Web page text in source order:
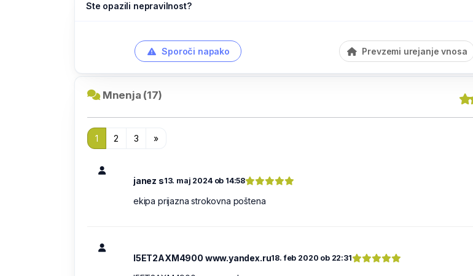
Ste opazili nepravilnost?
Sporoči napako Prevzemi urejanje vnosa
Mnenja (17)
1 2 3 »
janez s13. maj 2024 ob 14:58
ekipa prijazna strokovna poštena
I5ET2AXM4900 www.yandex.ru18. feb 2020 ob 22:31